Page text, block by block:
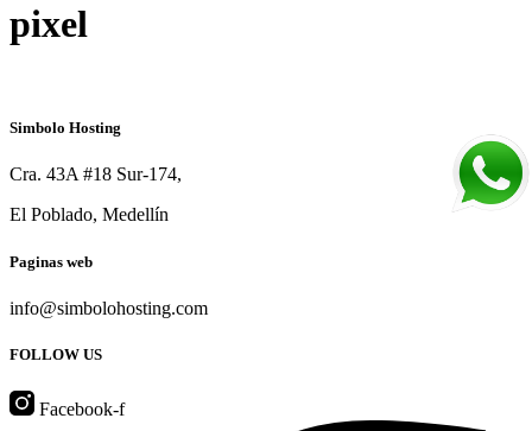
pixel
Simbolo Hosting
Cra. 43A #18 Sur-174,
El Poblado, Medellín
Paginas web
info@simbolohosting.com
FOLLOW US
Facebook-f